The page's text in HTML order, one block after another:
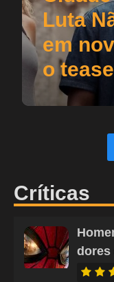
Luta
em
o
Críticas
dores